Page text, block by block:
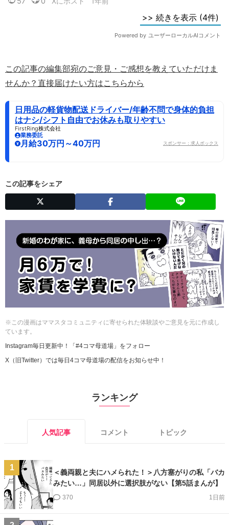
この記事の編集部宛のご意見・ご感想を教えていただけま
せんか？直接届けたい方はこちらから
日用品の軽貨物配送ドライバー/年齢不問で身体的負担
はナシ/シフト自由でお休みも取りやすい
FirstRing株式会社
業務委託
月給30万円～40万円 スポンサー：求人ボックス
この記事をシェア
※この漫画はママスタコミュニティに寄せられた体験談やご意見を元に作成し
ています。
Instagram毎日更新中！「#4コマ母道場」をフォロー
X（旧Twitter）では毎日4コマ母道場の配信をお知らせ中！
ランキング
人気記事 コメント トピック
1
＜義両親と夫にハメられた！＞八方塞がりの私「バカ
みたい…」同居以外に選択肢がない【第5話まんが】
1日前
370